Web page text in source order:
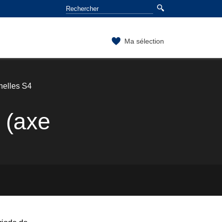
Ma sélection
S4